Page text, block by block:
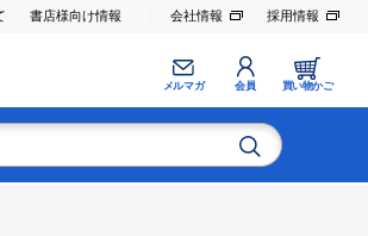
書店様向け情報 会社情報 採用情報
メルマガ 会員 買い物かご